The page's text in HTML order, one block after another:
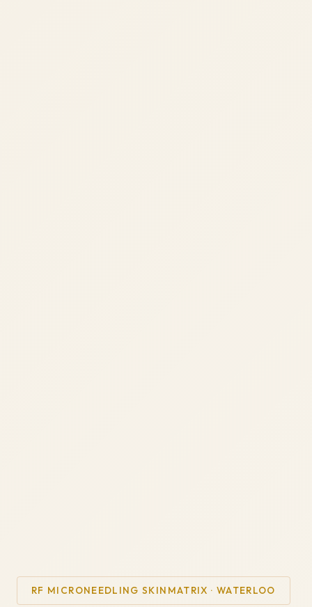
RF MICRONEEDLING SKINMATRIX · WATERLOO